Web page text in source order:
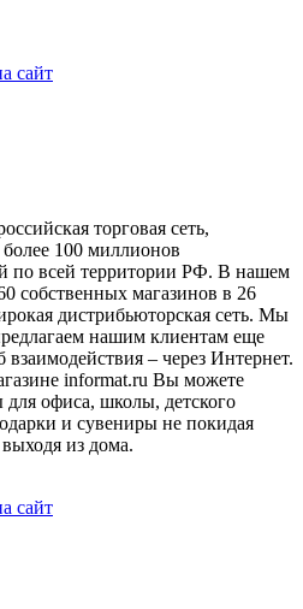
сайт
торговая сеть,
100 миллионов
по всей территории РФ. В нашем
собственных магазинов в 26
дистрибьюторская сеть. Мы
нашим клиентам еще
– через Интернет.
informat.ru Вы можете
для офиса, школы, детского
и сувениры не покидая
из дома.
сайт